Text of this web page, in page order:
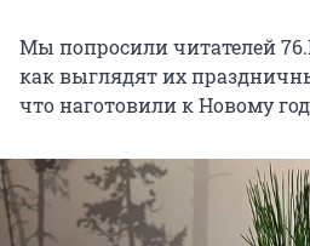
Мы попросили читателей
как выглядят их
что наготовили к Новому